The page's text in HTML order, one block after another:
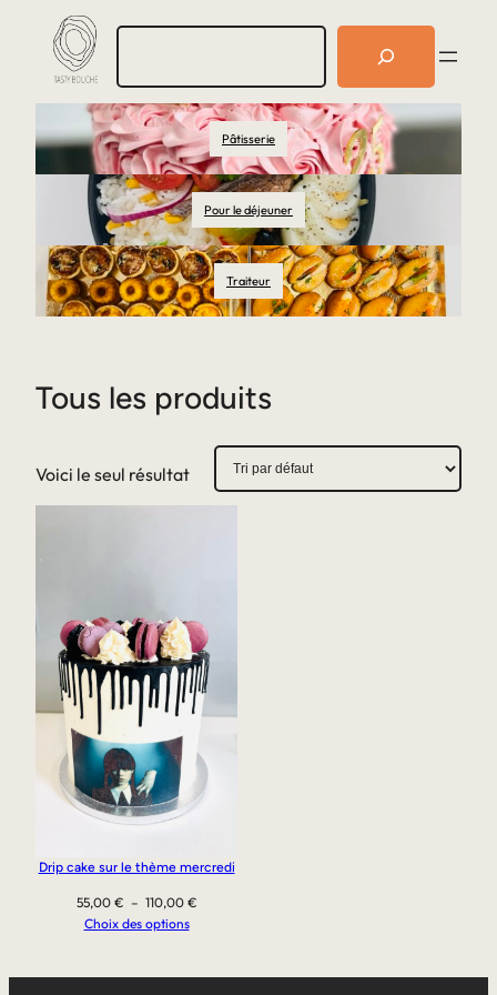
R
e
r
c
h
e
r
Pâtisserie
Pour le déjeuner
Traiteur
Tous les produits
Voici le seul résultat
Drip cake sur le thème mercredi
55,00 € – 110,00 €Plage
Choix des options